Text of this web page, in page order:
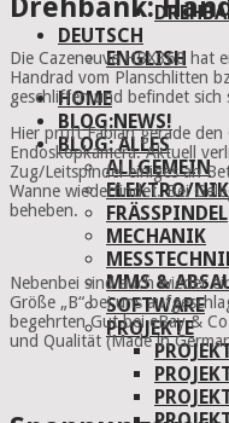
DEUTSCH
ENGLISH
HOME
BLOG:NEWS!
BLOG: ALLES
ALLGEMEIN
ELEKTRO/NIK
FRÄSSPINDEL
MECHANIK
MMS &
SOFTWARE
PROJEKTE
Drehbank:
Die Cazeneuve HBX360 hat
Handrad vom Planschlitten
geschliffen und befindet sich
Hier prüft Fabian gerade
Endoskopkamera. Aktuell
Zug/Leitspindel einiges an
Wanne wiederfindet. Bei
beheben.
Nebenbei sind auch wieder
Größe „B“ bei uns
begehrten Gut bei eBay &
und Qualität (Made in